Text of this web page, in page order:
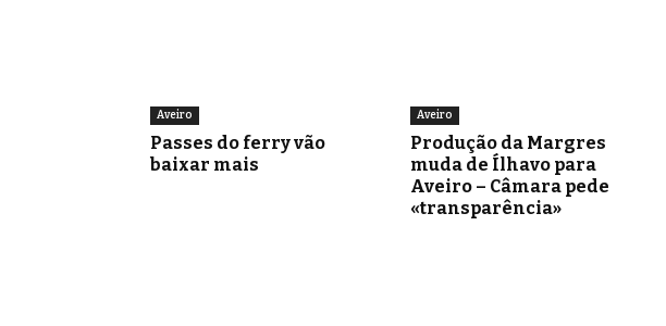
Aveiro
Passes do ferry vão
baixar mais
Aveiro
Produção da Margres
muda de Ílhavo para
Aveiro – Câmara pede
«transparência»